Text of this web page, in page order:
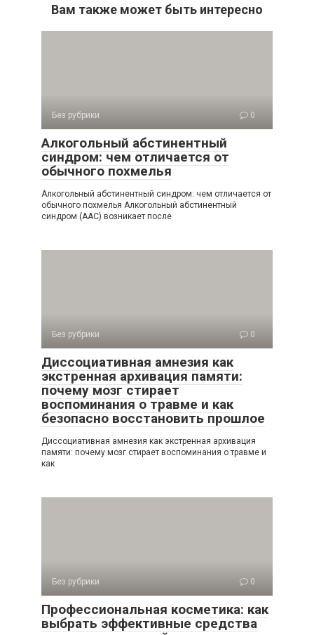
Вам также может быть интересно
Без рубрики 0
Алкогольный абстинентный
синдром: чем отличается от
обычного похмелья
Алкогольный абстинентный синдром: чем отличается от
обычного похмелья Алкогольный абстинентный
синдром (ААС) возникает после
Без рубрики 0
Диссоциативная амнезия как
экстренная архивация памяти:
почему мозг стирает
воспоминания о травме и как
безопасно восстановить прошлое
Диссоциативная амнезия как экстренная архивация
памяти: почему мозг стирает воспоминания о травме и
как
Без рубрики 0
Профессиональная косметика: как
выбрать эффективные средства